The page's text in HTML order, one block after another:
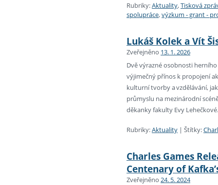
Rubriky:Aktuality,Tisková
spolupráce,výzkum - grant -
Lukáš Kolek a Vít
Zveřejněno 13. 1. 2026
Dvě výrazné osobnosti herního
výjimečný přínos k propojení
kulturní tvorby a vzdělávání,
průmyslu na mezinárodní
děkanky fakulty Evy Lehečkové.
Rubriky:Aktuality | Štítky:
Charles Games
Centenary of
Zveřejněno 24. 5. 2024